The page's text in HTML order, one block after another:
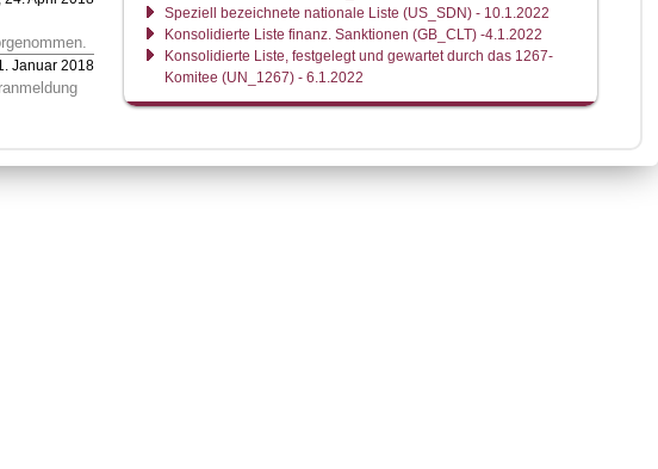
Januar 2018
Speziell bezeichnete nationale Liste (US_SDN) - 10.1.2022
Konsolidierte Liste finanz. Sanktionen (GB_CLT) -4.1.2022
Konsolidierte Liste, festgelegt und gewartet durch das 1267-
Komitee (UN_1267) - 6.1.2022